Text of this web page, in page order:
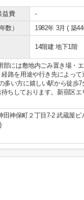
益費
-
数） 1982年 3月 ( 築
14階建 地下1階
には敷地内ごみ置き場・
路を用途や行き先によっ
多い方に嬉しい駅から徒歩7
ちしております。新宿区エ
田神保町２丁目7-2 武蔵屋ビ